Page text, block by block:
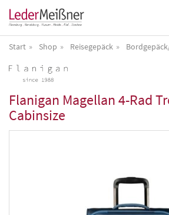
Start Shop Reisegepäck
Flanigan Magellan 4-Rad
Cabinsize